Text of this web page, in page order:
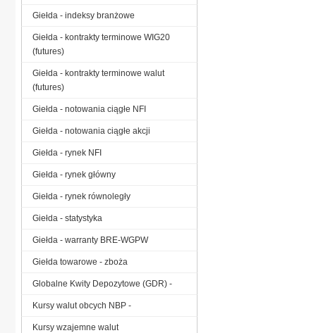
Giełda - indeksy branżowe
Giełda - kontrakty terminowe WIG20
(futures)
Giełda - kontrakty terminowe walut
(futures)
Giełda - notowania ciągłe NFI
Giełda - notowania ciągłe akcji
Giełda - rynek NFI
Giełda - rynek główny
Giełda - rynek równoległy
Giełda - statystyka
Giełda - warranty BRE-WGPW
Giełda towarowe - zboża
Globalne Kwity Depozytowe (GDR) -
Kursy walut obcych NBP -
Kursy wzajemne walut